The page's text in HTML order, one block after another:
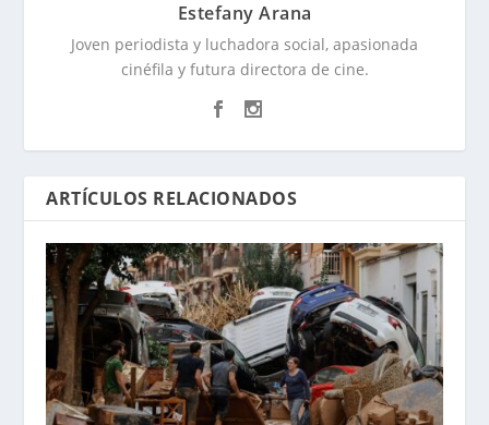
Estefany Arana
Joven periodista y luchadora social, apasionada
cinéfila y futura directora de cine.
ARTÍCULOS RELACIONADOS